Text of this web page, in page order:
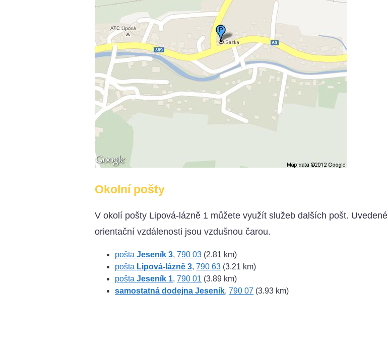
Okolní pošty
V okolí pošty Lipová-lázně 1 můžete využít služeb dalších pošt. Uvedené
orientační vzdálenosti jsou vzdušnou čarou.
poštaJeseník 3,790 03 (2.81 km)
pošta Lipová-lázně 3,790 63 (3.21 km)
poštaJeseník 1,790 01 (3.89 km)
samostatná dodejna Jeseník,790 07 (3.93 km)